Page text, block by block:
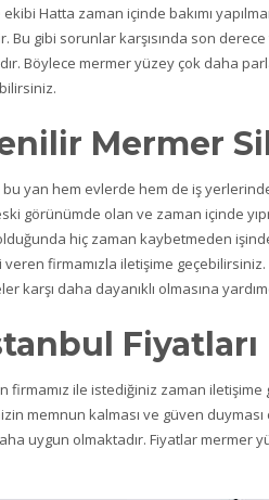
Hatta zaman içinde bakımı
Bu gibi sorunlar karşısında son
Böylece mermer yüzey çok daha
Mermer
yan hem evlerde hem de iş
görünümde olan ve zaman içinde
hiç zaman kaybetmeden
firmamızla iletişime
daha dayanıklı olmasına
Fiyatları
firmamız ile istediğiniz zaman
memnun kalması ve güven
uygun olmaktadır. Fiyatlar mermer